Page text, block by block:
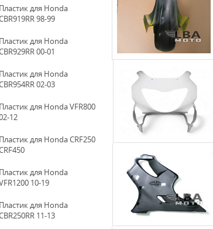
Пластик для Honda
98-99
Пластик для Honda
00-01
Пластик для Honda
02-03
Пластик для Honda VFR800
12
Пластик для Honda CRF250
Пластик для Honda
10-19
Пластик для Honda
11-13